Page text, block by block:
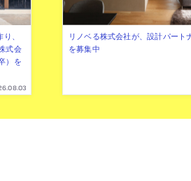
、
式会
）を
リノベる株式会社が、設計パート
を募集中